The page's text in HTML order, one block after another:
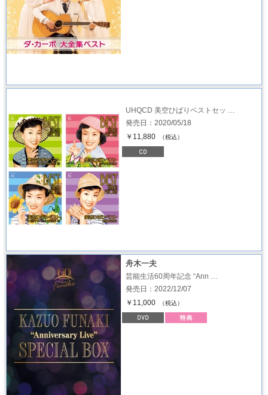
UHQCD 美空ひばりベストセッ …
発売日：2020/05/18
￥11,880
（税込）
舟木一夫
芸能生活60周年記念 “Ann …
発売日：2022/12/07
￥11,000
（税込）